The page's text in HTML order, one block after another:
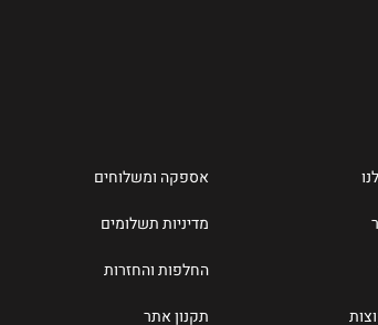
אספקה ומשלוחים
מדיניות תשלומים
החלפות והחזרות
תקנון אתר